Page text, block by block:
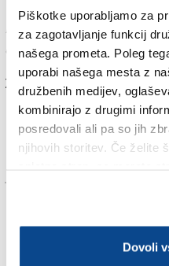
Piškotke uporabljamo za
za zagotavljanje funkcij
našega prometa. Poleg
uporabi našega mesta z
družbenih medijev,
kombinirajo z drugimi
posredovali ali pa so jih
njihovih storitev. Če želite
Dovoli
Vremenska napoved
Republike Slovenije in
opazovalnice ARPA.
Za branje in pisanje